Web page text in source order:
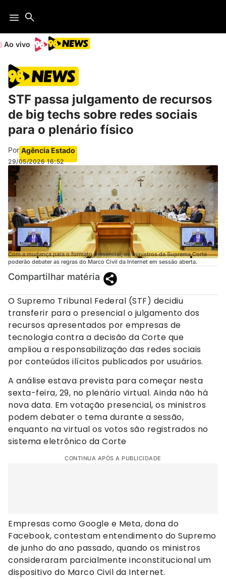
Ao vivo
STF passa julgamento de recursos
de big techs sobre redes sociais
para o plenário físico
Por Agência Estado
29/05/2026 16:52
Com a mudança para o formato presencial, os ministros da Suprema Corte
poderão debater as regras do Marco Civil da Internet em sessão aberta.
Compartilhar matéria
O Supremo Tribunal Federal (STF) decidiu
transferir para o presencial o julgamento dos
recursos apresentados por empresas de
tecnologia contra a decisão da Corte que
ampliou a responsabilização das redes sociais
por conteúdos ilícitos publicados por usuários.
A análise estava prevista para começar nesta
sexta-feira, 29, no plenário virtual. Ainda não há
nova data. Em votação presencial, os ministros
podem debater o tema durante a sessão,
enquanto na virtual os votos são registrados no
sistema eletrônico da Corte
CONTINUA APÓS A PUBLICIDADE
Empresas como Google e Meta, dona do
Facebook, contestam entendimento do Supremo
de junho do ano passado, quando os ministros
consideraram parcialmente inconstitucional um
dispositivo do Marco Civil da Internet.